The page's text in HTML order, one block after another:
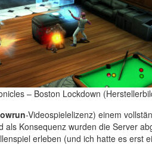
– Boston Lockdown
-Videospielelizenz) einem
als Konsequenz wurden die Server
erleben (und ich hatte es erst